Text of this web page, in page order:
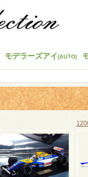
モデラーズアイ(AUTO)